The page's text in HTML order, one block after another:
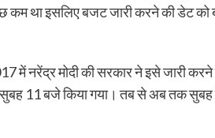
था इसलिए बजट जारी करने की डेट को
में नरेंद्र मोदी की सरकार ने इसे जारी
11 बजे किया गया। तब से अब तक